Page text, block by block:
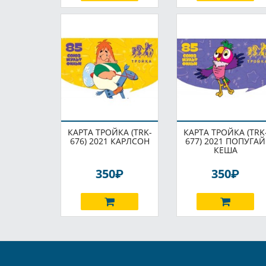
КАРТА ТРОЙКА (TRK-
676) 2021 КАРЛСОН
350P
КАРТА ТРОЙКА
677) 2021 ПОПУГАЙ
КЕША
350P